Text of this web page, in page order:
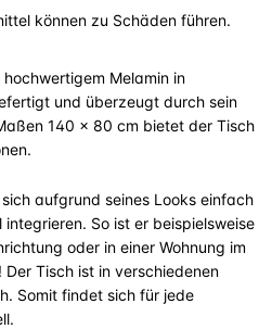
können zu Schäden führen.
Melamin in
und überzeugt durch sein
140 x 80 cm bietet der Tisch
aufgrund seines Looks einfach
So ist er beispielsweise
oder in einer Wohnung im
Tisch ist in verschiedenen
Somit findet sich für jede